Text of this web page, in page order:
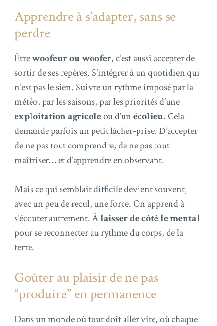
Apprendre à s’adapter, sans se
perdre
Êtrewoofeur ou woofer, c’est aussi accepter de
sortir de ses repères. S’intégrer à un quotidien qui
n’est pas le sien. Suivre un rythme imposé par la
météo, par les saisons, par les priorités d’une
exploitation agricoleou d’unécolieu. Cela
demande parfois un petit lâcher-prise. D’accepter
de ne pas tout comprendre, de ne pas tout
maîtriser… et d’apprendre en observant.
Mais ce qui semblait difficile devient souvent,
avec un peu de recul, une force. On apprend à
s’écouter autrement. Àlaisser de côté le mental
pour se reconnecter au rythme du corps, de la
terre.
Goûter au plaisir de ne pas
“produire” en permanence
Dans un monde où tout doit aller vite, où chaque